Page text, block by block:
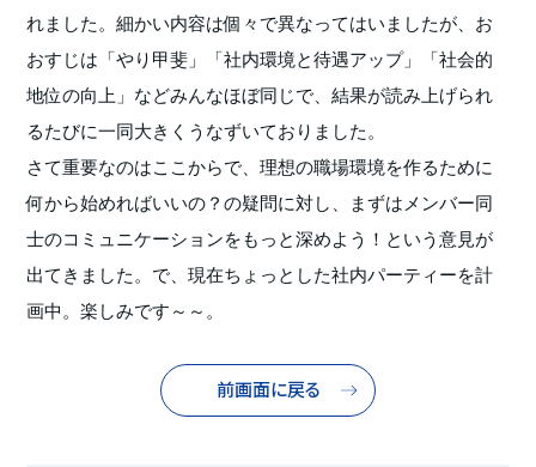
れました。細かい内容は個々で異なってはいましたが、お
おすじは「やり甲斐」「社内環境と待遇アップ」「社会的
地位の向上」などみんなほぼ同じで、結果が読み上げられ
るたびに一同大きくうなずいておりました。
さて重要なのはここからで、理想の職場環境を作るために
何から始めればいいの？の疑問に対し、まずはメンバー同
士のコミュニケーションをもっと深めよう！という意見が
出てきました。で、現在ちょっとした社内パーティーを計
画中。楽しみです～～。
前画面に戻る